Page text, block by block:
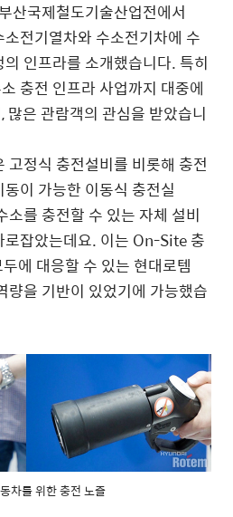
산국제철도기술산업전에서
소전기열차와 수소전기차에 수
인프라를 소개했습니다. 특히
충전 인프라 사업까지 대중에
많은 관람객의 관심을 받았습니
고정식 충전설비를 비롯해 충전
이 가능한 이동식 충전실
소를 충전할 수 있는 자체 설비
잡았는데요. 이는 On-Site 충
에 대응할 수 있는 현대로템
량을 기반이 있었기에 가능했습
차를 위한 충전 노즐